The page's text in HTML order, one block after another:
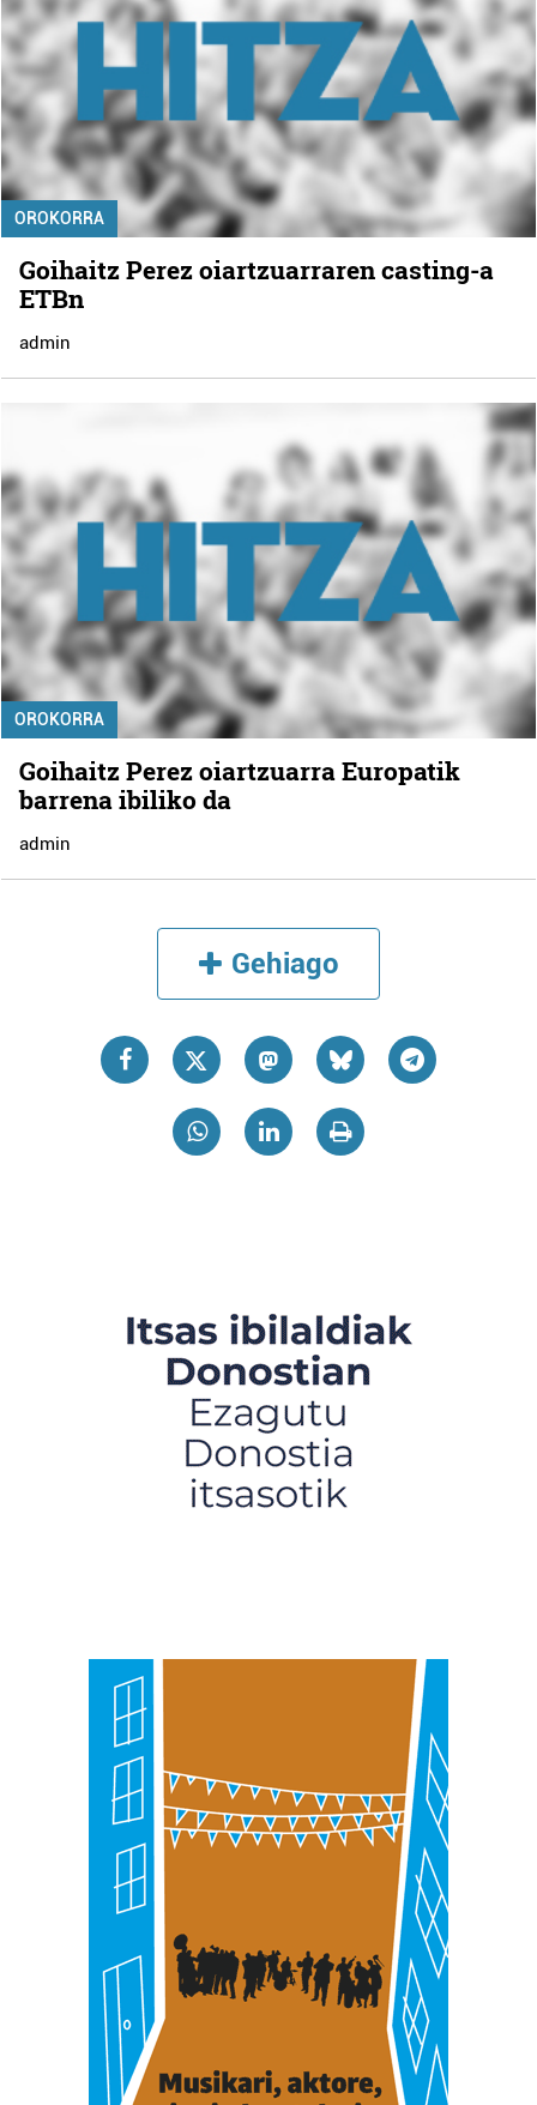
OROKORRA
Goihaitz Perez oiartzuarraren casting-a
ETBn
admin
OROKORRA
Goihaitz Perez oiartzuarra Europatik
barrena ibiliko da
admin
Gehiago